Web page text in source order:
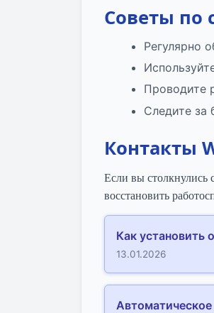
Советы по
Регулярно
Проводите
Следите за
Контакты
Если вы столкнулись
восстановить
Как установить
13.01.2026